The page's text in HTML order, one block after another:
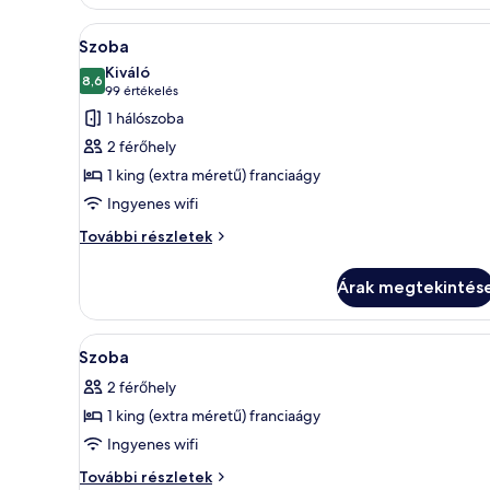
A
következő
szoba
összes
képének
megtekintése:
Szoba
Egy szállodai szoba,
5
Szoba
8,610-ből 8,6
Kiváló
99 értékelés
(99
értékelés)
1 hálószoba
2 férőhely
1 king (extra méretű) franciaágy
Ingyenes wifi
További részletek
Szoba
Árak
A
következő
szoba
összes
képének
megtekintése:
Széf a szobában,
6
Szoba
2 férőhely
1 king (extra méretű) franciaágy
Ingyenes wifi
További részletek
Szoba